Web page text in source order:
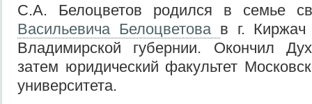
С.А. Белоцветов родился в семье
Васильевича Белоцветова в г. Киржач
Владимирской губернии. Окончил
затем юридический факультет
университета.